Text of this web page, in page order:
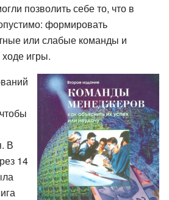
позволить себе то, что в
формировать
или слабые команды и
игры.
В
14